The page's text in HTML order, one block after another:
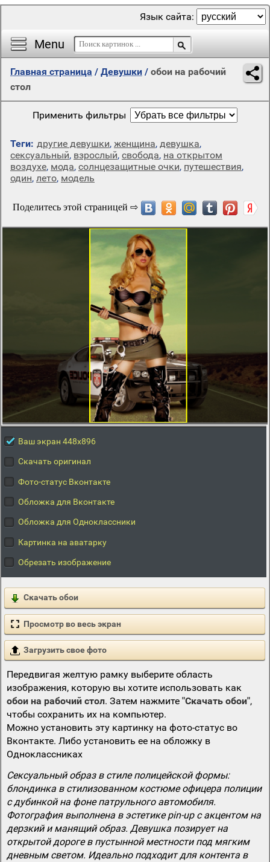
Menu
Язык сайта:
Главная страница / Девушки / обои на рабочий
стол
Применить фильтры
Теги: другие девушки, женщина, девушка,
сексуальный, взрослый, свобода, на открытом
воздухе, мода, солнцезащитные очки, путешествия,
один, лето, модель
Ваш экран 448x896
Скачать оригинал
Фото-статус Вконтакте
Обложка для Вконтакте
Обложка для Одноклассники
Картинка на аватарку
Обрезать изображение
Скачать обои
Просмотр во весь экран
Загрузить свое фото
Передвигая желтую рамку выберите область
изображения, которую вы хотите использовать как
обои на рабочий стол. Затем нажмите "Скачать обои",
чтобы сохранить их на компьютер.
Можно установить эту картинку на фото-статус во
Вконтакте. Либо установить ее на обложку в
Одноклассниках
Сексуальный образ в стиле полицейской формы:
блондинка в стилизованном костюме офицера полиции
с дубинкой на фоне патрульного автомобиля.
Фотография выполнена в эстетике pin-up с акцентом на
дерзкий и манящий образ. Девушка позирует на
открытой дороге в пустынной местности под мягким
дневным светом. Идеально подходит для контента в